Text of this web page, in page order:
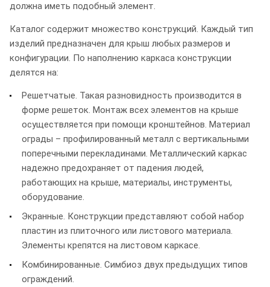
должна иметь подобный элемент.
Каталог содержит множество конструкций. Каждый тип
изделий предназначен для крыш любых размеров и
конфигурации. По наполнению каркаса конструкции
делятся на:
Решетчатые. Такая разновидность производится в
форме решеток. Монтаж всех элементов на крыше
осуществляется при помощи кронштейнов. Материал
ограды – профилированный металл с вертикальными
поперечными перекладинами. Металлический каркас
надежно предохраняет от падения людей,
работающих на крыше, материалы, инструменты,
оборудование.
Экранные. Конструкции представляют собой набор
пластин из плиточного или листового материала.
Элементы крепятся на листовом каркасе.
Комбинированные. Симбиоз двух предыдущих типов
ограждений.